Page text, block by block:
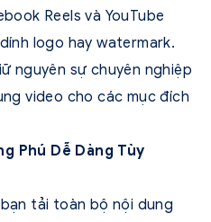
Reels và YouTube
logo hay watermark.
nguyên sự chuyên nghiệp
video cho các mục đích
Phú Dễ Dàng Tùy
tải toàn bộ nội dung